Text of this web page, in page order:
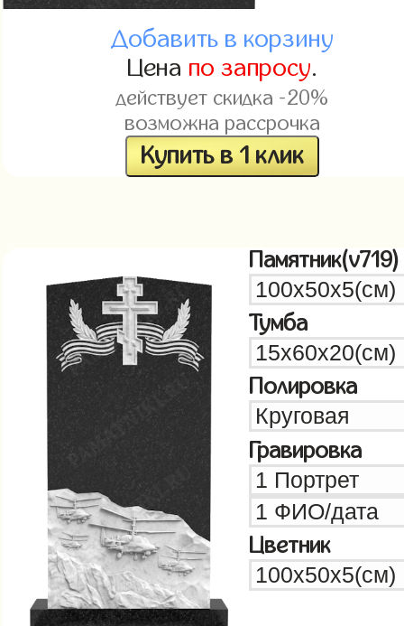
Добавить в корзину
Цена по запросу.
действует скидка -20%
возможна рассрочка
Купить в 1 клик
Памятник(v719)
Тумба
Полировка
Гравировка
Цветник